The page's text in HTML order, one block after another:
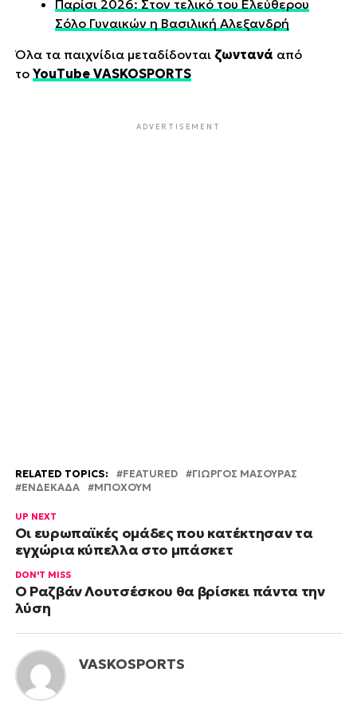
Παρίσι 2026: Στον τελικό του Ελεύθερου
Σόλο Γυναικών η Βασιλική Αλεξανδρή
Όλα τα παιχνίδια μεταδίδονται ζωντανά από
το YouTube VASKOSPORTS
ADVERTISEMENT
RELATED TOPICS: FEATURED
ΓΙΩΡΓΟΣ ΜΑΣΟΥΡΑΣ
ΕΝΔΕΚΑΔΑ
ΜΠΟΧΟΥΜ
UP NEXT
Οι ευρωπαϊκές ομάδες που κατέκτησαν τα
εγχώρια κύπελλα στο μπάσκετ
DON'T MISS
Ο Ραζβάν Λουτσέσκου θα βρίσκει πάντα την
λύση
VASKOSPORTS